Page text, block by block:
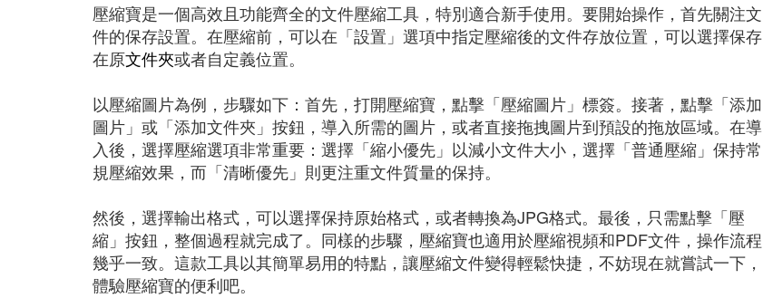
壓縮寶是一個高效且功能齊全的文件壓縮工具，特別適合新手使用。要開始操作，首先關注文
件的保存設置。在壓縮前，可以在「設置」選項中指定壓縮後的文件存放位置，可以選擇保存
在原文件夾或者自定義位置。
以壓縮圖片為例，步驟如下：首先，打開壓縮寶，點擊「壓縮圖片」標簽。接著，點擊「添加
圖片」或「添加文件夾」按鈕，導入所需的圖片，或者直接拖拽圖片到預設的拖放區域。在導
入後，選擇壓縮選項非常重要：選擇「縮小優先」以減小文件大小，選擇「普通壓縮」保持常
規壓縮效果，而「清晰優先」則更注重文件質量的保持。
然後，選擇輸出格式，可以選擇保持原始格式，或者轉換為JPG格式。最後，只需點擊「壓
縮」按鈕，整個過程就完成了。同樣的步驟，壓縮寶也適用於壓縮視頻和PDF文件，操作流程
幾乎一致。這款工具以其簡單易用的特點，讓壓縮文件變得輕鬆快捷，不妨現在就嘗試一下，
體驗壓縮寶的便利吧。